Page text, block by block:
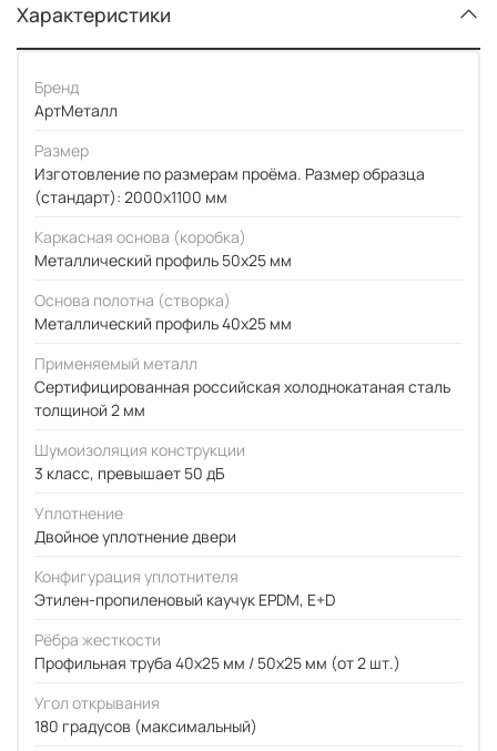
Характеристики
Бренд
АртМеталл
Размер
Изготовление по размерам проёма. Размер образца
(стандарт): 2000x1100 мм
Каркасная основа (коробка)
Металлический профиль 50x25 мм
Основа полотна (створка)
Металлический профиль 40x25 мм
Применяемый металл
Сертифицированная российская холоднокатаная сталь
толщиной 2 мм
Шумоизоляция конструкции
3 класс, превышает 50 дБ
Уплотнение
Двойное уплотнение двери
Конфигурация уплотнителя
Этилен-пропиленовый каучук EPDM, E+D
Рёбра жесткости
Профильная труба 40х25 мм / 50x25 мм (от 2 шт.)
Угол открывания
180 градусов (максимальный)